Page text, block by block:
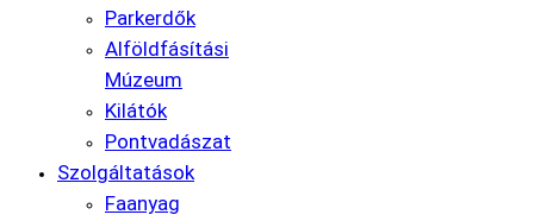
Parkerdők
Alföldfásítási
Múzeum
Kilátók
Pontvadászat
Szolgáltatások
Faanyag